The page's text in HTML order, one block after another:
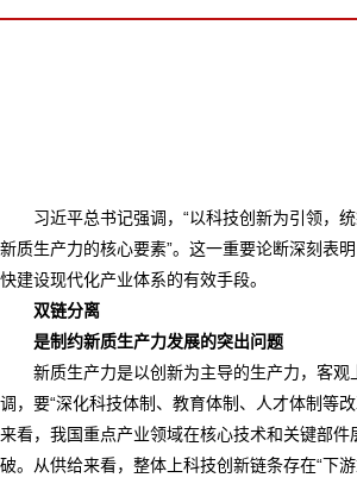
习近平总书记强调，“以科技创新为引领，
新质生产力的核心要素”。这一重要论断深刻表
快建设现代化产业体系的有效手段。
双链分离
是制约新质生产力发展的突出问题
新质生产力是以创新为主导的生产力，客
调，要“深化科技体制、教育体制、人才体制等
来看，我国重点产业领域在核心技术和关键部
破。从供给来看，整体上科技创新链条存在“下